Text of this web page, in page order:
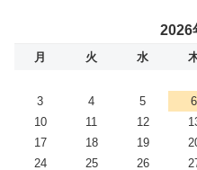
2026
月 火 水
3
4 5 6
10
11 12
17
18 19
24
25 26